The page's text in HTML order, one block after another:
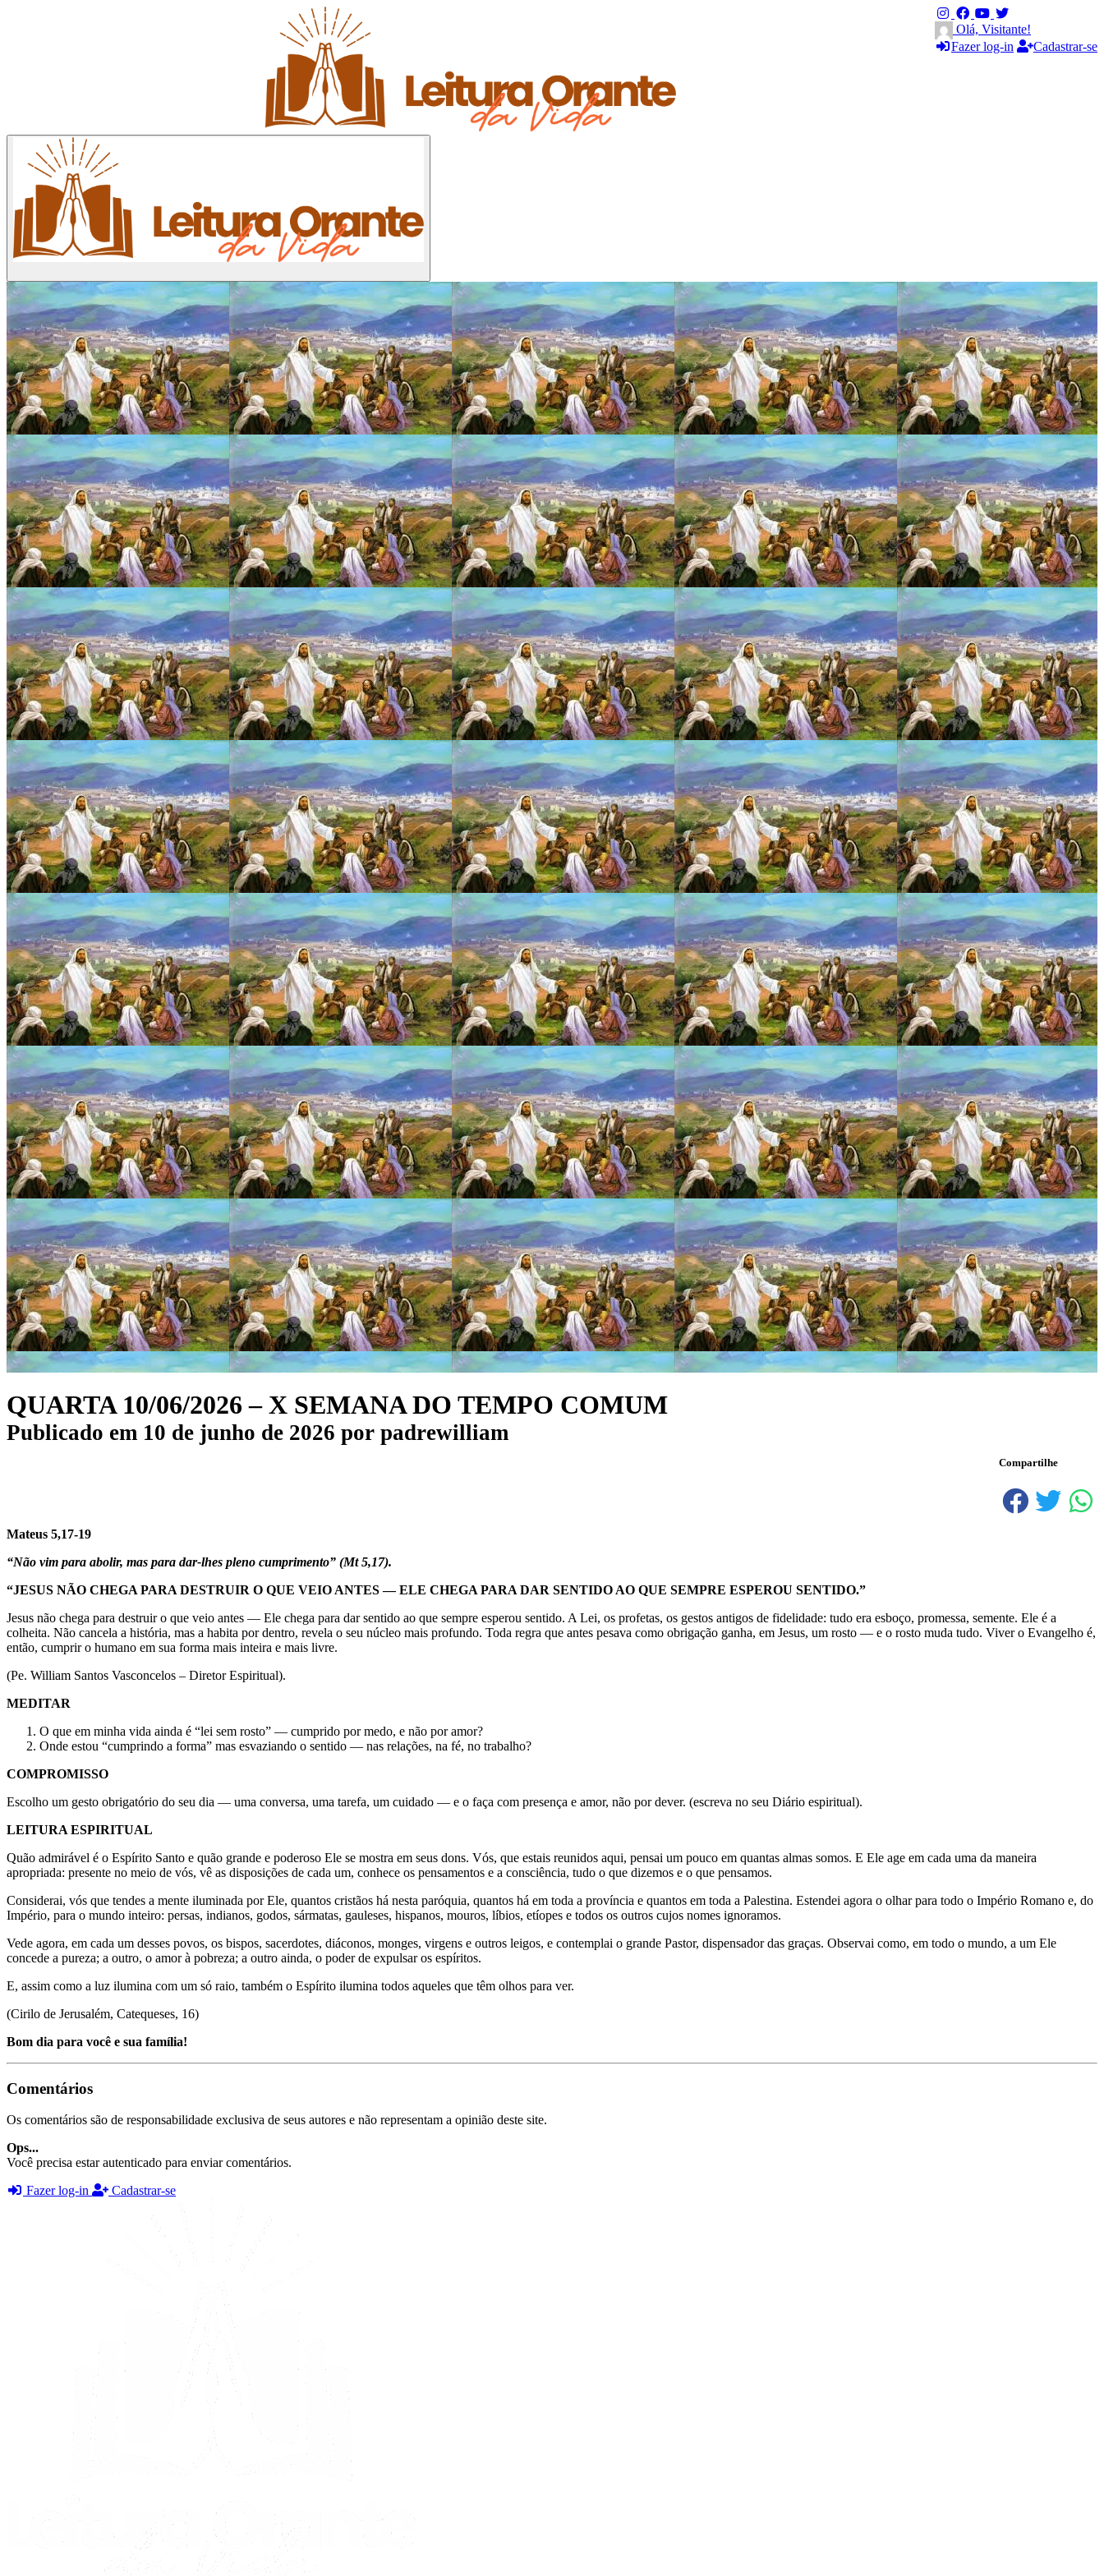
Olá, Visitante!
Fazer log-in
Cadastrar-se
QUARTA 10/06/2026 – X SEMANA DO TEMPO COMUM
Publicado em 10 de junho de 2026 por padrewilliam
Compartilhe
Mateus 5,17-19
“Não vim para abolir, mas para dar-lhes pleno cumprimento” (Mt 5,17).
“JESUS NÃO CHEGA PARA DESTRUIR O QUE VEIO ANTES — ELE CHEGA PARA DAR SENTIDO AO QUE SEMPRE ESPEROU SENTIDO.”
Jesus não chega para destruir o que veio antes — Ele chega para dar sentido ao que sempre esperou sentido. A Lei, os profetas, os gestos antigos de fidelidade: tudo era esboço, promessa, semente. Ele é a
colheita. Não cancela a história, mas a habita por dentro, revela o seu núcleo mais profundo. Toda regra que antes pesava como obrigação ganha, em Jesus, um rosto — e o rosto muda tudo. Viver o Evangelho é,
então, cumprir o humano em sua forma mais inteira e mais livre.
(Pe. William Santos Vasconcelos – Diretor Espiritual).
MEDITAR
O que em minha vida ainda é “lei sem rosto” — cumprido por medo, e não por amor?
Onde estou “cumprindo a forma” mas esvaziando o sentido — nas relações, na fé, no trabalho?
COMPROMISSO
Escolho um gesto obrigatório do seu dia — uma conversa, uma tarefa, um cuidado — e o faça com presença e amor, não por dever. (escreva no seu Diário espiritual).
LEITURA ESPIRITUAL
Quão admirável é o Espírito Santo e quão grande e poderoso Ele se mostra em seus dons. Vós, que estais reunidos aqui, pensai um pouco em quantas almas somos. E Ele age em cada uma da maneira
apropriada: presente no meio de vós, vê as disposições de cada um, conhece os pensamentos e a consciência, tudo o que dizemos e o que pensamos.
Considerai, vós que tendes a mente iluminada por Ele, quantos cristãos há nesta paróquia, quantos há em toda a província e quantos em toda a Palestina. Estendei agora o olhar para todo o Império Romano e, do
Império, para o mundo inteiro: persas, indianos, godos, sármatas, gauleses, hispanos, mouros, líbios, etíopes e todos os outros cujos nomes ignoramos.
Vede agora, em cada um desses povos, os bispos, sacerdotes, diáconos, monges, virgens e outros leigos, e contemplai o grande Pastor, dispensador das graças. Observai como, em todo o mundo, a um Ele
concede a pureza; a outro, o amor à pobreza; a outro ainda, o poder de expulsar os espíritos.
E, assim como a luz ilumina com um só raio, também o Espírito ilumina todos aqueles que têm olhos para ver.
(Cirilo de Jerusalém, Catequeses, 16)
Bom dia para você e sua família!
Comentários
Os comentários são de responsabilidade exclusiva de seus autores e não representam a opinião deste site.
Ops...
Você precisa estar autenticado para enviar comentários.
Fazer log-in
Cadastrar-se